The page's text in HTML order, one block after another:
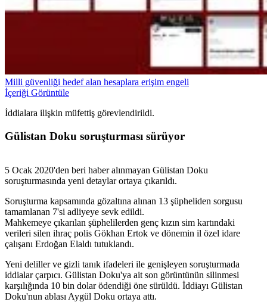
Milli güvenliği hedef alan hesaplara erişim engeli
İçeriği Görüntüle
İddialara ilişkin müfettiş görevlendirildi.
Gülistan Doku soruşturması sürüyor
5 Ocak 2020'den beri haber alınmayan Gülistan Doku
soruşturmasında yeni detaylar ortaya çıkarıldı.
Soruşturma kapsamında gözaltına alınan 13 şüpheliden sorgusu
tamamlanan 7'si adliyeye sevk edildi.
Mahkemeye çıkarılan şüphelilerden genç kızın sim kartındaki
verileri silen ihraç polis Gökhan Ertok ve dönemin il özel idare
çalışanı Erdoğan Elaldı tutuklandı.
Yeni deliller ve gizli tanık ifadeleri ile genişleyen soruşturmada
iddialar çarpıcı. Gülistan Doku'ya ait son görüntünün silinmesi
karşılığında 10 bin dolar ödendiği öne sürüldü. İddiayı Gülistan
Doku'nun ablası Aygül Doku ortaya attı.